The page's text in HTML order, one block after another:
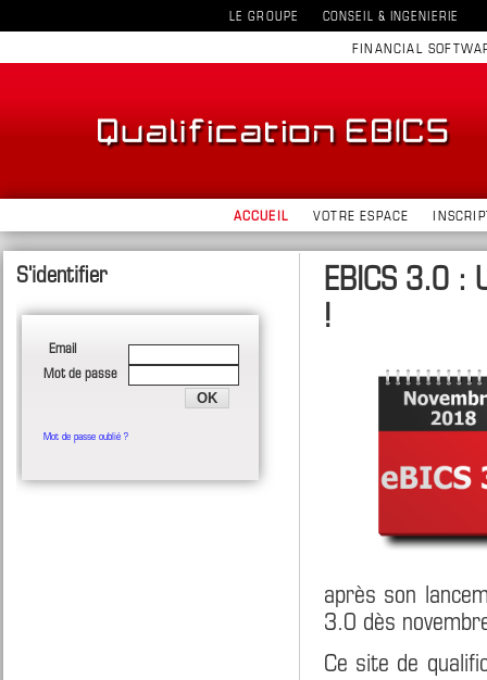
LE GROUPE CONSEIL & INGENIERIE
FINANCIAL
ACCUEIL VOTRE ESPACE
EBICS 3.0 :
!
après son
3.0 dès
Ce site de